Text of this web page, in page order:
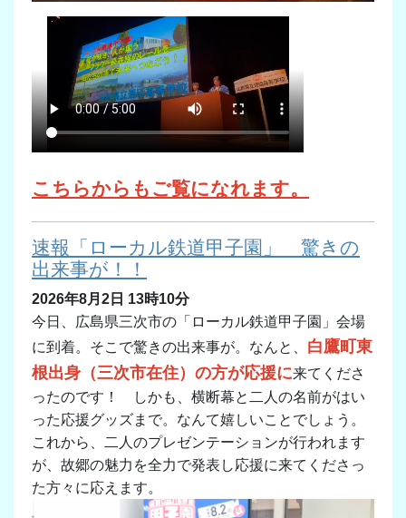
こちらからもご覧になれます。
速報「ローカル鉄道甲子園」 驚きの
出来事が！！
2026年8月2日 13時10分
今日、広島県三次市の「ローカル鉄道甲子園」会場
に到着。そこで驚きの出来事が。なんと、 白鷹町東
根出身（三次市在住）の方が応援に来てくださ
ったのです！ しかも、横断幕と二人の名前がはい
った応援グッズまで。なんて嬉しいことでしょう。
これから、二人のプレゼンテーションが行われます
が、故郷の魅力を全力で発表し応援に来てくださっ
た方々に応えます。